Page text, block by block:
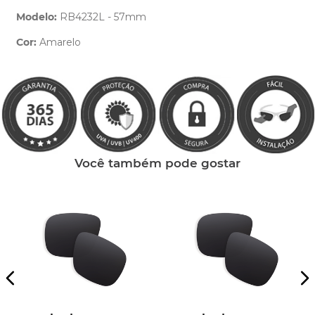
Modelo: RB4232L - 57mm
Cor: Amarelo
Você também pode gostar